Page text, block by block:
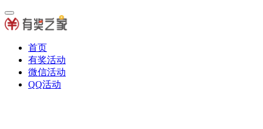
首页
有奖活动
微信活动
QQ活动